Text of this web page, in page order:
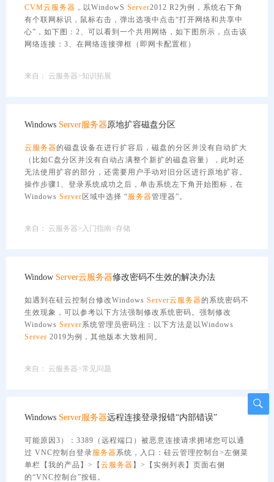
CVM云服务器 ，以WindowS Server2012 R2为例，系统右下角
有个联网标识，鼠标右击，弹出选项中点击“打开网络和共享中
心”，如下图：2、可以看到一个共用网络，如下图所示，点击该
网络连接：3、在网络连接弹框（即网卡配置框）
来自： 云服务器>知识拓展
Windows Server服务器原地扩容磁盘分区
云服务器的磁盘设备在进行扩容后，磁盘的分区并没有自动扩大
（比如C盘分区并没有自动占满整个新扩的磁盘容量），此时还
无法使用扩容的部分，还需要用户手动对旧分区进行原地扩容。
操作步骤1、登录系统成功之后，单击系统左下角开始图标，在
Windows Server 区域中选择 “服务器管理器”。
来自： 云服务器>入门指南>存储
Window Server云服务器修改密码不生效的解决办法
如遇到在硅云控制台修改Windows Server云服务器的系统密码不
生效现象，可以参考以下方法强制修改系统密码。强制修改
Windows Server系统管理员密码注：以下方法是以Windows
Server 2019为例，其他版本大致相同。
来自： 云服务器>常见问题
Windows Server服务器远程连接登录报错“内部错误”
可能原因3）：3389（远程端口）被恶意连接请求拥堵您可以通
过 VNC控制台登录服务器系统，入口：硅云管理控制台>左侧菜
单栏【我的产品】>【 云服务器 】>【实例列表】页面右侧
的“VNC控制台”按钮。